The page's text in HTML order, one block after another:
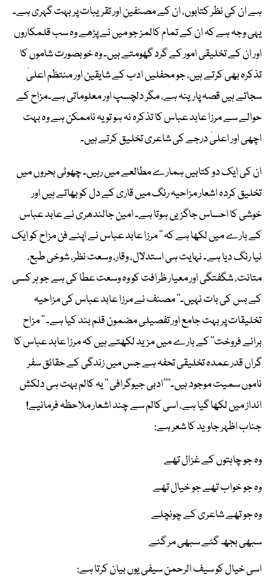
ہے ان کی نظر کتابوں، ان کے مصنفین اور تقریبات پر بہت گہری ہے۔
یہی وجہ ہے کہ ان کے تمام کالمز جو میں نے پڑھے وہ سب قلمکاروں
اور ان کے تخلیقی امور کے گرد گھومتے ہیں۔ وہ خوبصورت شاموں کا
تذکرہ بھی کرتے ہیں، جو محفلیں ادب کے شایقین اور منتظم اعلیٰ
سجاتے ہیں قصہ پارینہ ہے، مگر دلچسپ اور معلوماتی ہے۔مزاح کے
حوالے سے مرزا عابد عباس کا تذکرہ نہ ہو تو یہ ناممکن ہے وہ بہت
اچھی اور اعلیٰ درجے کی شاعری تخلیق کرتے ہیں۔
ان کی ایک دو کتابیں ہمارے مطالعے میں رہیں۔ چھوٹی بحروں میں
تخلیق کردہ اشعار مزاحیہ رنگ میں قاری کے دل کو بھاتے ہیں اور
خوشی کا احساس جاگزیں ہوتا ہے۔ امین جالندھری نے عابد عباس
کے بارے میں لکھا ہے کہ ’’ مرزا عابد عباس نے اپنے فن مزاح کو ایک
نیا رنگ دیا ہے۔ نہایت ہی استدلال، وقار، وسعت نظر، شوخی طبع،
متانت، شگفتگی اور معیار ظرافت کو وہ وسعت عطا کی ہے جو ہر کسی
کے بس کی بات نہیں۔‘‘ مصنف نے مرزا عابد عباس کی مزاحیہ
تخلیقات پر بہت جامع اور تفصیلی مضمون قلم بند کیا ہے۔ ’’ مزاح
برائے فروخت‘‘ کے بارے میں مزید لکھتے ہیں کہ مرزا عابد عباس کا
گراں قدر عمدہ تخلیقی تحفہ ہے جس میں زندگی کے حقائق سفر
ناموں سمیت موجود ہیں۔‘‘’’ادبی جیوگرافی ‘‘ یہ کالم بہت ہی دلکش
انداز میں لکھا گیا ہے، اسی کالم سے چند اشعار ملاحظہ فرمائیے!
جناب اظہر جاوید کا شعر ہے:
وہ جو چاہتوں کے غزال تھے
وہ جو خواب تھے جو خیال تھے
وہ جو تھے شاعری کے چونچلے
سبھی بجھ گئے سبھی مر گئے
اسی خیال کو سیف الرحمن سیفی یوں بیان کرتا ہے: